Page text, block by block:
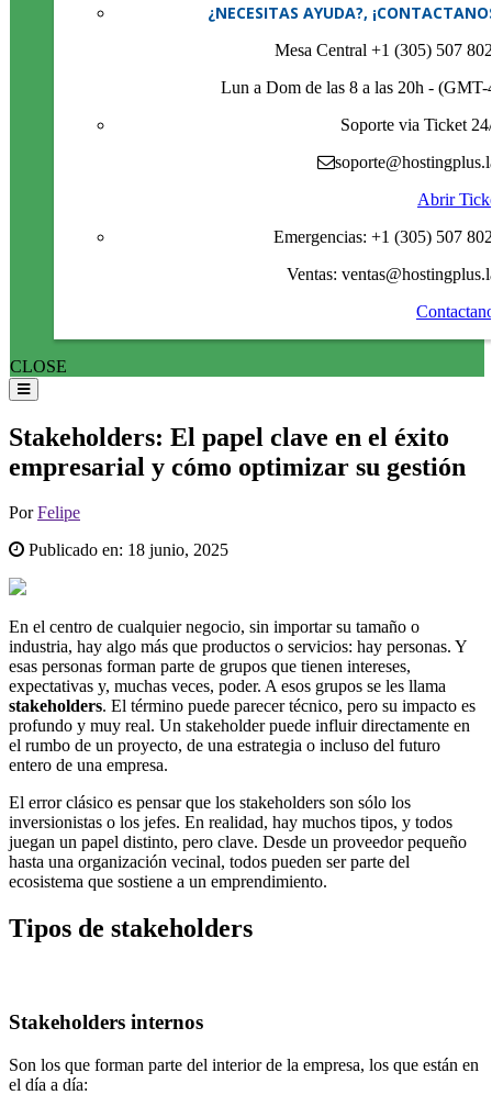
¿NECESITAS AYUDA?,
Mesa Central +1 (305) 507
Lun a Dom de las 8 a las 20h - (GMT-
Soporte via Ticket
Abrir
Emergencias: +1 (305) 507
Ventas:
CLOSE
Stakeholders: El papel clave en el éxito
empresarial y cómo optimizar su gestión
PorFelipe
Publicado en: 18 junio, 2025
En el centro de cualquier negocio, sin importar su tamaño o
industria, hay algo más que productos o servicios: hay personas. Y
esas personas forman parte de grupos que tienen intereses,
expectativas y, muchas veces, poder. A esos grupos se les llama
stakeholders. El término puede parecer técnico, pero su impacto es
profundo y muy real. Un stakeholder puede influir directamente en
el rumbo de un proyecto, de una estrategia o incluso del futuro
entero de una empresa.
El error clásico es pensar que los stakeholders son sólo los
inversionistas o los jefes. En realidad, hay muchos tipos, y todos
juegan un papel distinto, pero clave. Desde un proveedor pequeño
hasta una organización vecinal, todos pueden ser parte del
ecosistema que sostiene a un emprendimiento.
Tipos de stakeholders
Stakeholders internos
Son los que forman parte del interior de la empresa, los que están en
el día a día: